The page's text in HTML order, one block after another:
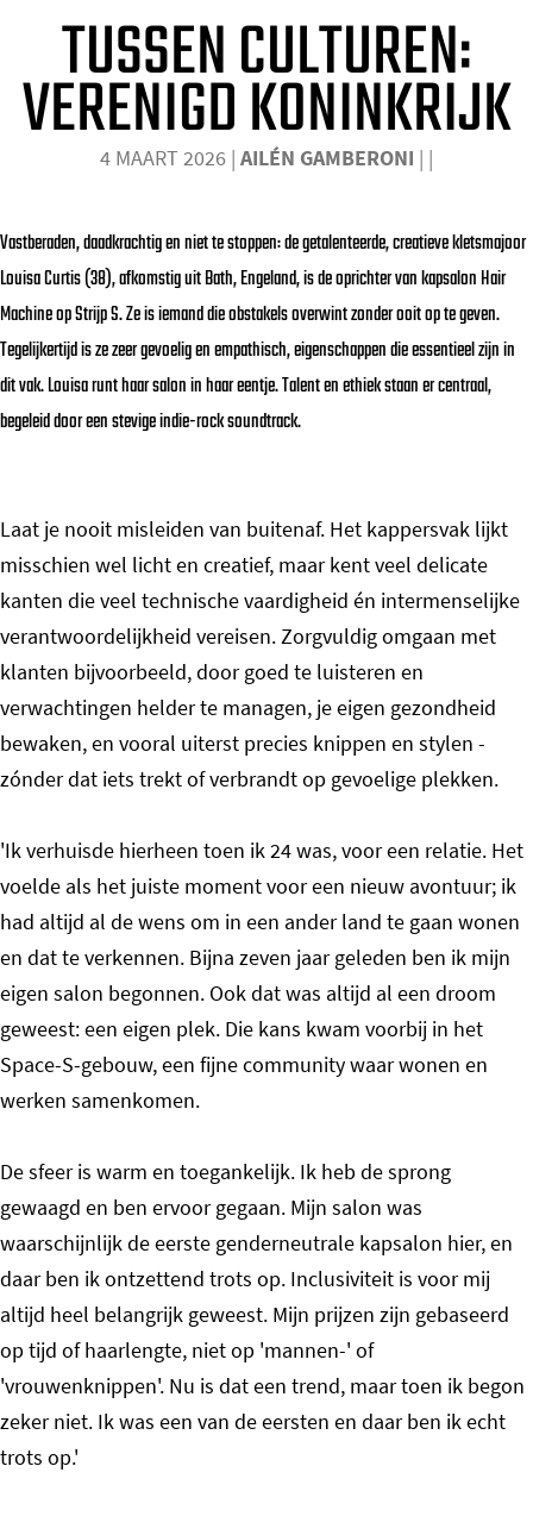
TUSSEN CULTUREN:
VERENIGD KONINKRIJK
4 MAART 2026 | AILÉN GAMBERONI | |
Vastberaden, daadkrachtig en niet te stoppen: de getalenteerde, creatieve kletsmajoor
Louisa Curtis (38), afkomstig uit Bath, Engeland, is de oprichter van kapsalon Hair
Machine op Strijp S. Ze is iemand die obstakels overwint zonder ooit op te geven.
Tegelijkertijd is ze zeer gevoelig en empathisch, eigenschappen die essentieel zijn in
dit vak. Louisa runt haar salon in haar eentje. Talent en ethiek staan er centraal,
begeleid door een stevige indie-rock soundtrack.
Laat je nooit misleiden van buitenaf. Het kappersvak lijkt
misschien wel licht en creatief, maar kent veel delicate
kanten die veel technische vaardigheid én intermenselijke
verantwoordelijkheid vereisen. Zorgvuldig omgaan met
klanten bijvoorbeeld, door goed te luisteren en
verwachtingen helder te managen, je eigen gezondheid
bewaken, en vooral uiterst precies knippen en stylen -
zónder dat iets trekt of verbrandt op gevoelige plekken.
'Ik verhuisde hierheen toen ik 24 was, voor een relatie. Het
voelde als het juiste moment voor een nieuw avontuur; ik
had altijd al de wens om in een ander land te gaan wonen
en dat te verkennen. Bijna zeven jaar geleden ben ik mijn
eigen salon begonnen. Ook dat was altijd al een droom
geweest: een eigen plek. Die kans kwam voorbij in het
Space-S-gebouw, een fijne community waar wonen en
werken samenkomen.
De sfeer is warm en toegankelijk. Ik heb de sprong
gewaagd en ben ervoor gegaan. Mijn salon was
waarschijnlijk de eerste genderneutrale kapsalon hier, en
daar ben ik ontzettend trots op. Inclusiviteit is voor mij
altijd heel belangrijk geweest. Mijn prijzen zijn gebaseerd
op tijd of haarlengte, niet op 'mannen-' of
'vrouwenknippen'. Nu is dat een trend, maar toen ik begon
zeker niet. Ik was een van de eersten en daar ben ik echt
trots op.'